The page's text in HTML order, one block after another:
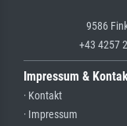
9586
+43 4257
Impressum &
· Kontakt
· Impressum